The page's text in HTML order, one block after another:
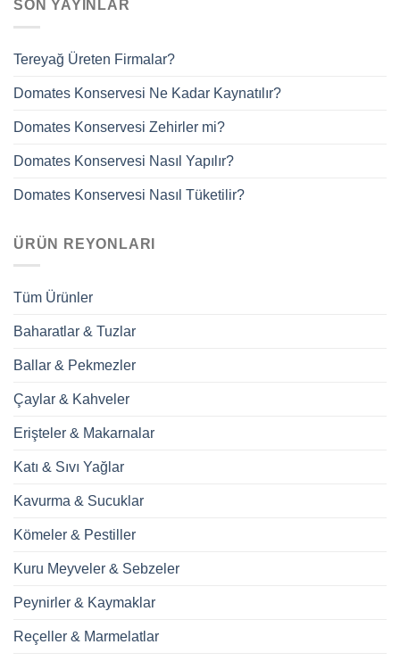
SON YAYINLAR
Tereyağ Üreten Firmalar?
Domates Konservesi Ne Kadar Kaynatılır?
Domates Konservesi Zehirler mi?
Domates Konservesi Nasıl Yapılır?
Domates Konservesi Nasıl Tüketilir?
ÜRÜN REYONLARI
Tüm Ürünler
Baharatlar & Tuzlar
Ballar & Pekmezler
Çaylar & Kahveler
Erişteler & Makarnalar
Katı & Sıvı Yağlar
Kavurma & Sucuklar
Kömeler & Pestiller
Kuru Meyveler & Sebzeler
Peynirler & Kaymaklar
Reçeller & Marmelatlar